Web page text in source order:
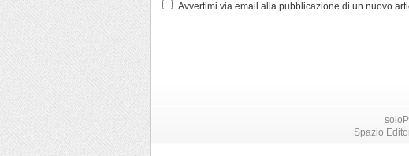
Avvertimi via email alla pubblicazione di un nuovo
Spazio